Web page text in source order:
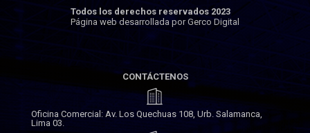
Todos los derechos reservados 2023
Página web desarrollada por Gerco Digital
CONTÁCTENOS
Oficina Comercial: Av. Los Quechuas 108, Urb. Salamanca,
Lima 03.